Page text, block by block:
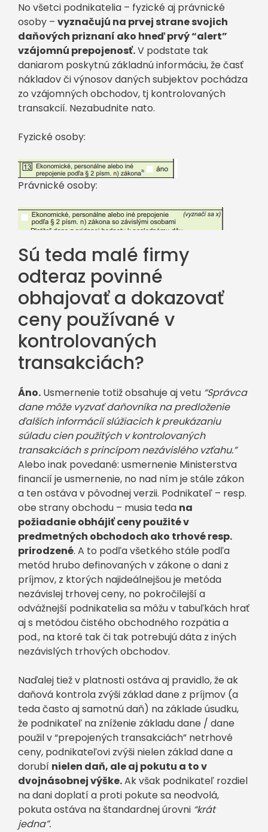
No všetci podnikatelia – fyzické aj právnické
osoby – vyznačujú na prvej strane svojich
daňových priznaní ako hneď prvý “alert”
vzájomnú prepojenosť.V podstate tak
daniarom poskytnú základnú informáciu, že časť
nákladov či výnosov daných subjektov pochádza
zo vzájomných obchodov, tj kontrolovaných
transakcií. Nezabudnite nato.
Fyzické osoby:
Právnické osoby:
Sú teda malé firmy
odteraz povinné
obhajovať a dokazovať
ceny používané v
kontrolovaných
transakciách?
Áno. Usmernenie totiž obsahuje aj vetu “Správca
dane môže vyzvať daňovníka na predloženie
ďalších informácií slúžiacich k preukázaniu
súladu cien použitých v kontrolovaných
transakciách s princípom nezávislého vzťahu.”
Alebo inak povedané: usmernenie Ministerstva
financií je usmernenie, no nad ním je stále zákon
a ten ostáva v pôvodnej verzii. Podnikateľ – resp.
obe strany obchodu – musia teda na
požiadanie obhájiť ceny použité v
predmetných obchodoch ako trhové resp.
prirodzené. A to podľa všetkého stále podľa
metód hrubo definovaných v zákone o dani z
príjmov, z ktorých najideálnejšou je metóda
nezávislej trhovej ceny, no pokročilejší a
odvážnejší podnikatelia sa môžu v tabuľkách hrať
aj s metódou čistého obchodného rozpätia a
pod., na ktoré tak či tak potrebujú dáta z iných
nezávislých trhových obchodov.
Naďalej tiež v platnosti ostáva aj pravidlo, že ak
daňová kontrola zvýši základ dane z príjmov (a
teda často aj samotnú daň) na základe úsudku,
že podnikateľ na zníženie základu dane / dane
použil v “prepojených transakciách” netrhové
ceny, podnikateľovi zvýši nielen základ dane a
dorubí nielen daň, ale aj pokutu a to v
dvojnásobnej výške.Ak však podnikateľ rozdiel
na dani doplatí a proti pokute sa neodvolá,
pokuta ostáva na štandardnej úrovni “krát
jedna”.